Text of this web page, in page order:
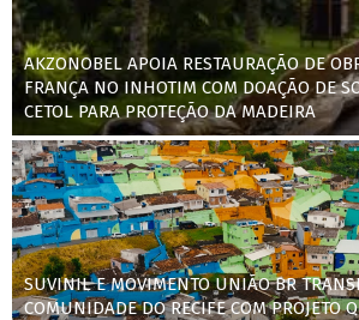
AKZONOBEL APOIA RESTAURAÇÃO DE
FRANÇA NO INHOTIM COM DOAÇÃO DE
CETOL PARA PROTEÇÃO DA MADEIRA
SUVINIL E MOVIMENTO UNIÃO BR
COMUNIDADE DO RECIFE COM PROJETO